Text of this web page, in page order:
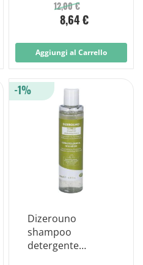
12,00 €
8,64 €
Aggiungi al Carrello
Dizerouno
shampoo
detergente
-1%